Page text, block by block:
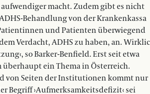
macht. Zudem gibt es nicht
Behandlung von der Krankenkassa
und Patienten überwiegend
Verdacht, ADHS zu haben, an.
so Barker-Benfield. Erst seit etwa
ein Thema in Österreich.
von Seiten der Institutionen kommt nur
Begriff ›Aufmerksamkeitsdefizit‹ sei